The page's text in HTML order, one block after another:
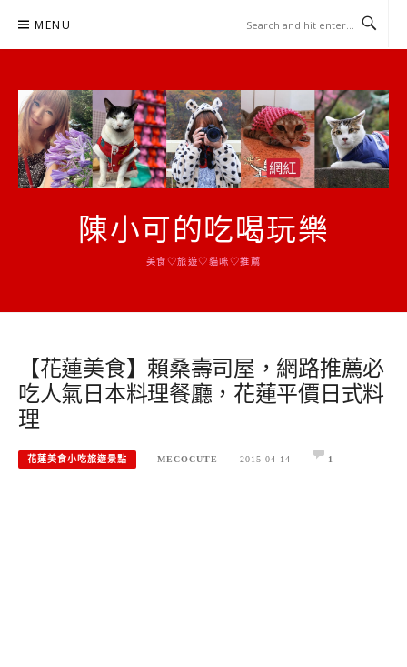
MENU
陳小可的吃喝玩樂
美食♡旅遊♡貓咪♡推薦
【花蓮美食】賴桑壽司屋，網路推薦必
吃人氣日本料理餐廳，花蓮平價日式料
理
花蓮美食小吃旅遊景點 MECOCUTE 2015-04-14 1